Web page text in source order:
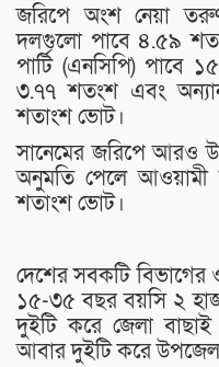
জরিপে অংশ নেয়া
দলগুলো পাবে ৪.৫৯
পার্টি (এনসিপি) পাবে
৩.৭৭ শতংশ এবং
শতাংশ ভোট।
সানেমের জরিপে আরও
অনুমতি পেলে
শতাংশ ভোট।
দেশের সবকটি
১৫-৩৫ বছর বয়সি ২
দুইটি করে জেলা
আবার দুইটি করে উপজেলা